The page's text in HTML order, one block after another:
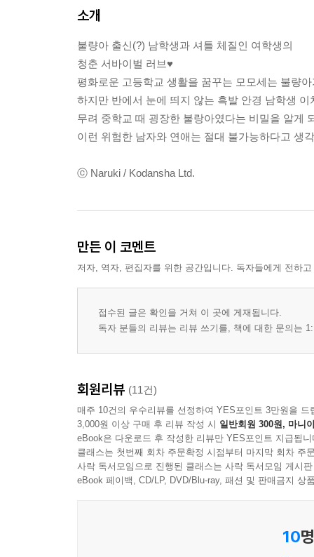
소개
불량아 출신(?) 남학생과 셔틀 체질인 여학생의
청춘 서바이벌 러브♥
평화로운 고등학교 생활을 꿈꾸는 모모세는 불량
하지만 반에서 눈에 띄지 않는 흑발 안경 남학생 이
무려 중학교 때 굉장한 불랑아였다는 비밀을 알게
이런 위험한 남자와 연애는 절대 불가능하다고 생
ⓒ Naruki / Kodansha Ltd.
만든 이 코멘트
저자, 역자, 편집자를 위한 공간입니다. 독자들에게 전하
접수된 글은 확인을 거쳐 이 곳에 게재됩니다.
독자 분들의 리뷰는 리뷰 쓰기를, 책에 대한 문의는
회원리뷰 (11건)
매주 10건의 우수리뷰를 선정하여 YES포인트 3만원을 드
3,000원 이상 구매 후 리뷰 작성 시 일반회원 300원, 마니
eBook은 다운로드 후 작성한 리뷰만 YES포인트 지급됩니
클래스는 첫번째 회차 주문확정 시점부터 마지막 회차 주
사락 독서모임으로 진행된 클래스는 사락 독서모임 게시
eBook 페이백, CD/LP, DVD/Blu-ray, 패션 및 판매금지 상
10